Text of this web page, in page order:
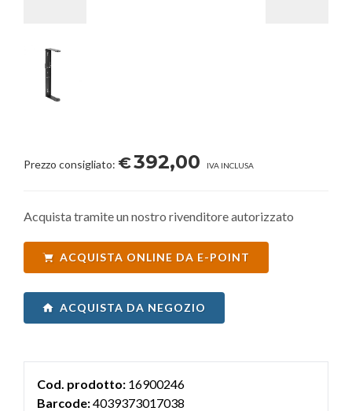
Prezzo consigliato: €392,00 IVA INCLUSA
Acquista tramite un nostro rivenditore autorizzato
ACQUISTA ONLINE DA E-POINT
ACQUISTA DA NEGOZIO
Cod. prodotto: 16900246
Barcode:4039373017038